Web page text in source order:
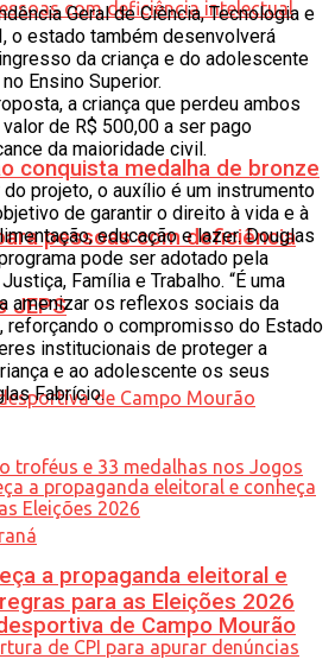
conquista medalha de bronze
pessoas com deficiência
JEPS
de Campo Mourão
Geral de Ciência, Tecnologia e
o estado também desenvolverá
da criança e do adolescente
Ensino Superior.
a criança que perdeu ambos
de R$ 500,00 a ser pago
da maioridade civil.
projeto, o auxílio é um instrumento
de garantir o direito à vida e à
educação e lazer. Douglas
pode ser adotado pela
Família e Trabalho. “É uma
amenizar os reflexos sociais da
reforçando o compromisso do Estado
institucionais de proteger a
e ao adolescente os seus
Fabrício.
a propaganda eleitoral e
para as Eleições 2026